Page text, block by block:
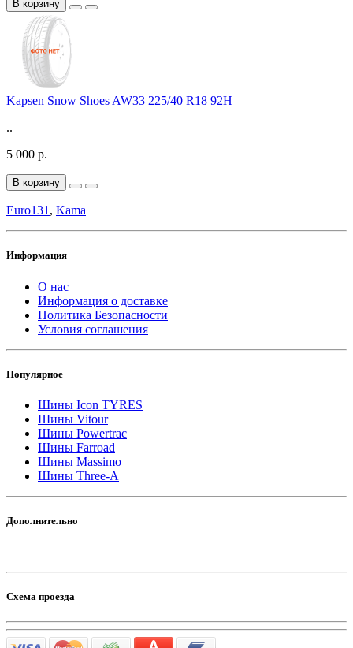
В корзину
Kapsen Snow Shoes AW33 225/40 R18 92H
..
5 000 р.
В корзину
Euro131 , Kama
Информация
О нас
Информация о доставке
Политика Безопасности
Условия соглашения
Популярное
Шины Icon TYRES
Шины Vitour
Шины Powertrac
Шины Farroad
Шины Massimo
Шины Three-A
Дополнительно
Схема проезда